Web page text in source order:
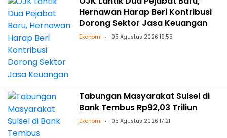
Hernawan Harap Beri Kontribusi
Dorong Sektor Jasa Keuangan
Ekonomi 05 Agustus 2026 19:55
Tabungan Masyarakat Sulsel di
Bank Tembus Rp92,03 Triliun
Ekonomi 05 Agustus 2026 17:21